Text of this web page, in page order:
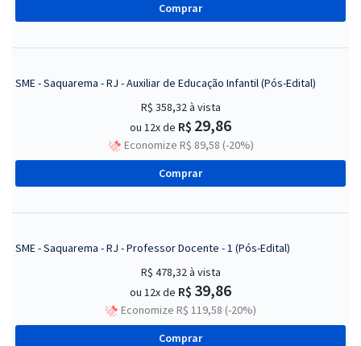
Comprar
SME - Saquarema - RJ - Auxiliar de Educação Infantil (Pós-Edital)
R$ 358,32à vista
ou 12x de R$ 29,86
Economize R$ 89,58 (-20%)
Comprar
SME - Saquarema - RJ - Professor Docente - 1 (Pós-Edital)
R$ 478,32à vista
ou 12x de R$ 39,86
Economize R$ 119,58 (-20%)
Comprar